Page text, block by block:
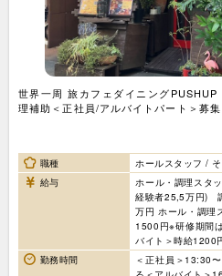
世界一周 旅カフェダイニング
理補助＜正社員/アルバイトパート＞募集
職種
ホールスタッフ /
給与
ホール・調理スタ
経験者25,5万円)
万円 ホール・調理
1500円※研修期間
バイト＞時給1200
勤務時間
＜正社員＞13:30